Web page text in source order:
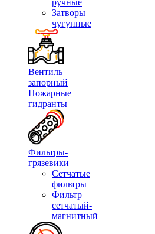
ручные
Затворы
чугунные
Вентиль
запорный
Пожарные
гидранты
Фильтры-
грязевики
Сетчатые
фильтры
Фильтр
сетчатый-
магнитный